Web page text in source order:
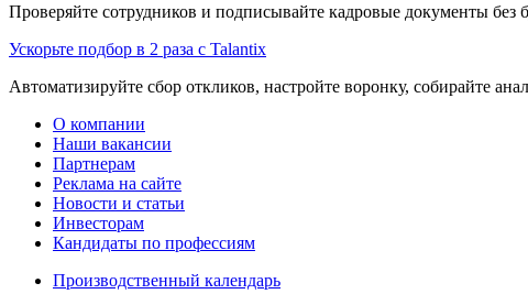
Проверяйте сотрудников и подписывайте кадровые документы без
Ускорьте подбор в 2 раза с Talantix
Автоматизируйте сбор откликов, настройте воронку, собирайте
О компании
Наши вакансии
Партнерам
Реклама на сайте
Новости и статьи
Инвесторам
Кандидаты по профессиям
Производственный календарь